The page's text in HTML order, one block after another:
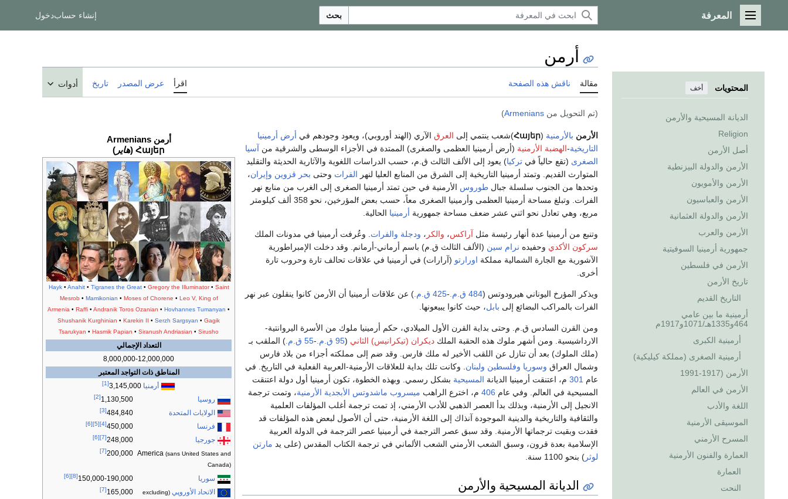
القائمة الرئيسية
المعرفة بحث إنشاء حسابدخول
المحتويات أخف
الديانة المسيحية والأرمن
Religion
أصل الأرمن
الأرمن والدولة البيزنطية
الأرمن والأمويون
الأرمن والعباسيون
الأرمن والدولة العثمانية
الأرمن والعرب
جمهورية أرمينيا السوفيتية
الأرمن في فلسطين
تاريخ الأرمن
التاريخ القديم
أرمينية ما بين عامي
464و1335هـ/1071و1917م
أرمينية الكبرى
أرمينية الصغرى (مملكة كيليكية)
الأرمن (1917-1991
الأرمن في العالم
اللغة والأدب
الموسيقى الأرمنية
المسرح الأرمني
العمارة والفنون الأرمنية
العمارة
النحت
أرمن
مقالة ناقش هذه الصفحة اقرأ عرض المصدر تاريخ أدوات
(تم التحويل من Armenians
)
أرمن Armenians
Հայեր ( هاير )
Hayk• Anahit• Tigranes the Great• Gregory the Illuminator• Saint
Mesrob • Mamikonian • Moses of Chorene • Leo V, King of
Armenia • Raffi • Andranik Toros Ozanian • Hovhannes Tumanyan •
Shushanik Kurghinian • Karekin II • Serzh Sargsyan • Gagik
Tsarukyan • Hasmik Papian • Siranush Andriasian • Sirusho
التعداد الإجمالي
8,000,000-12,000,000
المناطق ذات التواجد المعتبر
أرمنيا
[1]
روسيا 1,130,500
[2]
الولايات المتحدة 484,840
[3]
فرنسا 450,000
[4]
[5]
[6]
جورجيا 248,000
[7]
[6]
America (sans United States and
Canada)
200,000
[7]
سوريا 150,000-190,000
[8]
[6]
الاتحاد الأوروپي
(excluding
165,000
[7]
الأرمن بالأرمنية (
Հայեր)شعب ينتمي إلى العرق الآري (الهند أوروبي)، ويعود وجودهم في أرض أرمينيا
التاريخية-الهضبة الأرمنية (أرض أرمينيا العظمى والصغرى) الممتدة في الأجزاء الوسطى والشرقية من آسيا
الصغرى (تقع حالياً في تركيا) يعود إلى الألف الثالث ق.م، حسب الدراسات اللغوية والآثارية الحديثة والتقليد
المتوارث القديم. وتمتد أرمينيا التاريخية إلى الشرق من المنابع العليا لنهر الفرات وحتى بحر قزوين وإيران،
وتحدها من الجنوب سلسلة جبال طوروس الأرمنية في حين تمتد أرمينيا الصغرى إلى الغرب من منابع نهر
الفرات. وتبلغ مساحة أرمينيا العظمى وأرمينيا الصغرى معاً، حسب بعض fلمؤرخين، نحو 358 ألف كيلومتر
مربع، وهي تعادل نحو اثني عشر ضعف مساحة جمهورية أرمينيا الحالية.
وتنبع من أرمينيا عدة أنهار رئيسة مثل آراكس، والكر ، ودجلة والفرات . وعُرفت أرمينيا في مدونات الملك
سركون الأكدي وحفيده نرام سين (الألف الثالث ق.م) باسم أرماني-أرمانم. وقد دخلت الإمبراطورية
الآشورية مع الجارة الشمالية مملكة اورارتو (آرارات) في أرمينيا في علاقات تحالف تارة وحروب تارة
أخرى.
ويذكر المؤرخ اليوناني هيرودوتس (484 ق.م. -425 ق.م.
) عن علاقات أرمينيا أن الأرمن كانوا ينقلون عبر نهر
الفرات بالمراكب البضائع إلى بابل، حيث كانوا يبيعونها.
ومن القرن السادس ق.م. وحتى بداية القرن الأول الميلادي، حكم أرمينيا ملوك من الأسرة اليروانتية-
الارداشيسية. ومن أشهر ملوك هذه الحقبة الملك ديكران (تيكرانيس) الثاني (95 ق.م. -55 ق.م.
) الملقب بـ
(ملك الملوك) بعد أن تنازل عن اللقب الأخير له ملك فارس. وقد ضم إلى مملكته أجزاء من بلاد فارس
وشمال العراق وسوريا وفلسطين ولبنان . وكانت تلك بداية للعلاقات الأرمنية-العربية الفعلية في التاريخ. في
عام 301 م، اعتنقت أرمينيا الديانة المسيحية بشكل رسمي. وبهذه الخطوة، تكون أرمينيا أول دولة اعتنقت
المسيحية في العالم. وفي عام 406 م، اخترع الراهب ميسروب ماشدوتس الأبجدية الأرمنية، وتمت ترجمة
الانجيل إلى الأرمنية، وبذلك بدأ العصر الذهبي للأدب الأرمني، إذ تمت ترجمة أغلب المؤلفات العلمية
والثقافية والتاريخية والدينية الموجودة آنذاك إلى اللغة الأرمنية، حتى أن الأصول لبعض هذه المؤلفات قد
فقدت وبقيت ترجماتها الأرمنية. وقد سبق عصر الترجمة في أرمينيا عصر الترجمة في الدولة العربية
الإسلامية بعدة قرون، وسبق الشعب الأرمني الشعب الألماني في ترجمة الكتاب المقدس (على يد مارتن
لوثر ) بنحو 1100 سنة.
الديانة المسيحية والأرمن